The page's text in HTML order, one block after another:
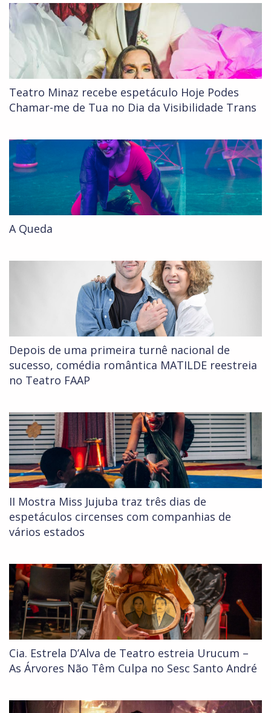
Teatro Minaz recebe espetáculo Hoje Podes
Chamar-me de Tua no Dia da Visibilidade Trans
A Queda
Depois de uma primeira turnê nacional de
sucesso, comédia romântica MATILDE reestreia
no Teatro FAAP
II Mostra Miss Jujuba traz três dias de
espetáculos circenses com companhias de
vários estados
Cia. Estrela D’Alva de Teatro estreia Urucum –
As Árvores Não Têm Culpa no Sesc Santo André